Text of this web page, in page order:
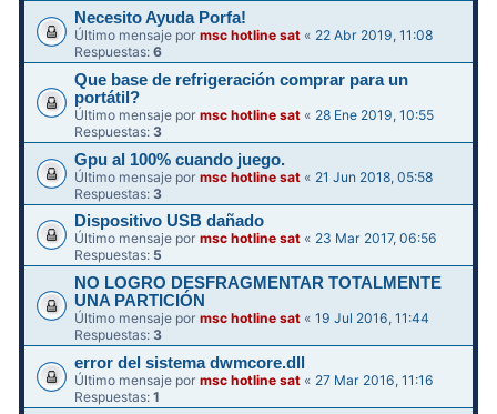
Necesito Ayuda Porfa!
Último mensaje pormsc hotline sat « 22 Abr 2019, 11:08
Respuestas:6
Que base de refrigeración comprar para un
portátil?
Último mensaje pormsc hotline sat « 28 Ene 2019, 10:55
Respuestas:3
Gpu al 100% cuando juego.
Último mensaje pormsc hotline sat « 21 Jun 2018, 05:58
Respuestas: 3
Dispositivo USB dañado
Último mensaje pormsc hotline sat « 23 Mar 2017, 06:56
Respuestas: 5
NO LOGRO DESFRAGMENTAR TOTALMENTE
UNA PARTICIÓN
Último mensaje pormsc hotline sat «19 Jul 2016, 11:44
Respuestas: 3
error del sistema dwmcore.dll
Último mensaje pormsc hotline sat « 27 Mar 2016, 11:16
Respuestas:1